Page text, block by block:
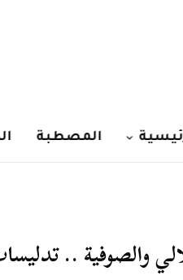
المصطبة
والصوفية ..